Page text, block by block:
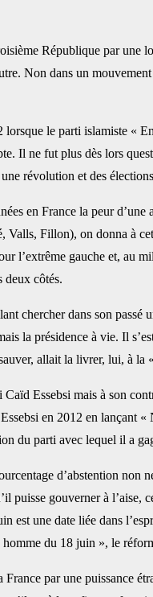
République par
Non dans un
le parti islamiste «
Il ne fut plus dès lors
révolution et des
en France la peur
Valls, Fillon), on donna à
l’extrême gauche et, au
deux côtés.
chercher dans son
la présidence à vie. Il
allait la livrer, lui, à la
Caïd Essebsi mais à son
en 2012 en lançant
du parti avec lequel il a
d’abstention non
puisse gouverner à
est une date liée dans
du 18 juin », le
par une puissance